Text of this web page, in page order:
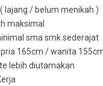
lajang / belum menikah )
maksimal
sma smk sederajat
165cm / wanita
lebih diutamakan